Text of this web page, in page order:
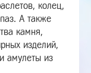
колец,
А также
камня,
изделий,
амулеты из